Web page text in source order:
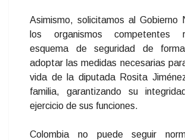
Asimismo, solicitamos al Gobierno
los organismos competentes
esquema de seguridad de
adoptar las medidas necesarias
vida de la diputada Rosita
familia, garantizando su
ejercicio de sus funciones.
Colombia no puede seguir